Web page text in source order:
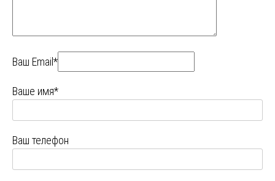
Ваш Email*
Ваше имя*
Ваш телефон